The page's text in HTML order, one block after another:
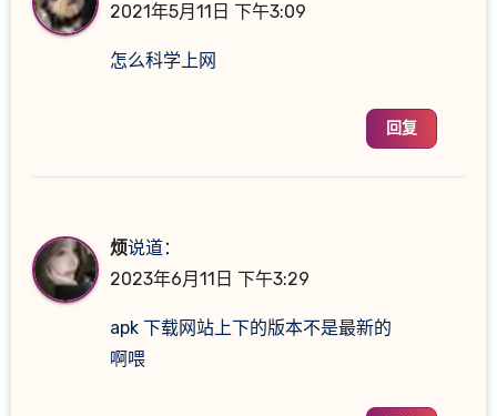
2021年5月11日 下午3:09
怎么科学上网
回复
烦说道：
2023年6月11日 下午3:29
apk 下载网站上下的版本不是最新的
啊喂